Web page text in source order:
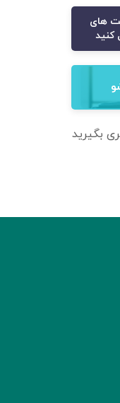
های
کنید
بگیرید